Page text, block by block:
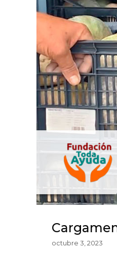
octubre 3, 2023